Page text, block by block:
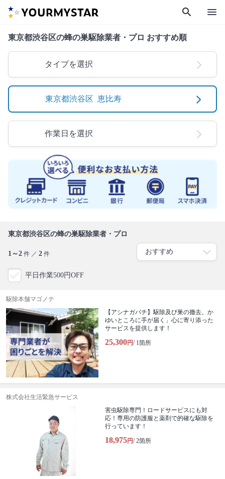
search menu
東京都渋谷区の蜂の巣駆除業者・プロ おすすめ順
タイプを選択
東京都渋谷区 恵比寿
作業日を選択
東京都渋谷区の蜂の巣駆除業者・プロ
1～2 件 ／ 2 件
平日作業500円OFF
駆除本舗マゴノテ
【アシナガバチ】駆除及び巣の撤去。か
ゆいところに手が届く」心に寄り添った
サービスを提供します！
25,300円/ 1箇所
株式会社生活緊急サービス
害虫駆除専門！ロードサービスにも対
応！専用の防護服と薬剤で的確な駆除を
行っています！
18,975円/ 2箇所